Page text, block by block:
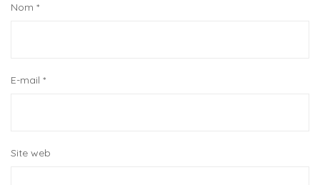
Nom *
E-mail *
Site web